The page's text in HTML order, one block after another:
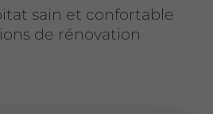
sain et confortable
de rénovation